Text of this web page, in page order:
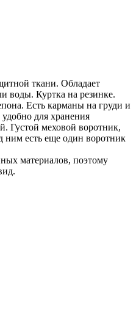
ткани. Обладает
воды. Куртка на резинке.
Есть карманы на груди и
для хранения
Густой меховой воротник,
ним есть еще один воротник
материалов, поэтому